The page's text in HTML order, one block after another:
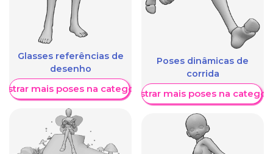
Glasses referências de
desenho
mais poses na categoria
Poses dinâmicas de
corrida
Mostrar mais poses na